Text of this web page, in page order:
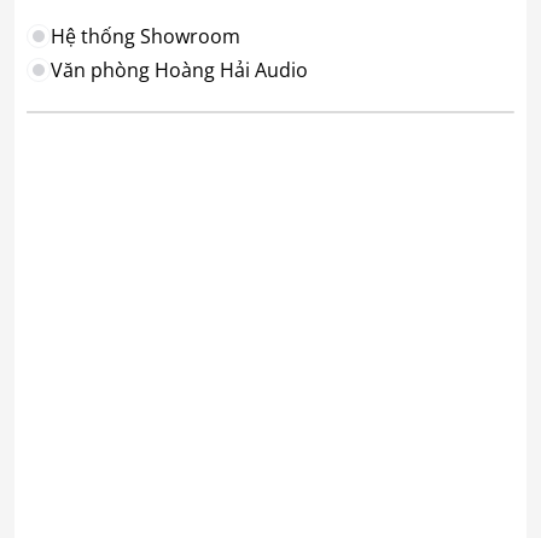
Hệ thống Showroom
Văn phòng Hoàng Hải Audio